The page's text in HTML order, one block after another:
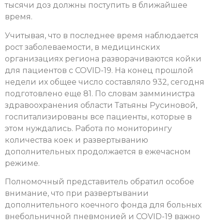
тысячи доз должны поступить в ближайшее
время.
Учитывая, что в последнее время наблюдается
рост заболеваемости, в медицинских
организациях региона разворачиваются койки
для пациентов с COVID-19. На конец прошлой
недели их общее число составляло 932, сегодня
подготовлено еще 81. По словам замминистра
здравоохранения области Татьяны Русиновой,
госпитализированы все пациенты, которые в
этом нуждались. Работа по мониторингу
количества коек и развертыванию
дополнительных продолжается в ежечасном
режиме.
Полномочный представитель обратил особое
внимание, что при развертывании
дополнительного коечного фонда для больных
внебольничной пневмонией и COVID-19 важно